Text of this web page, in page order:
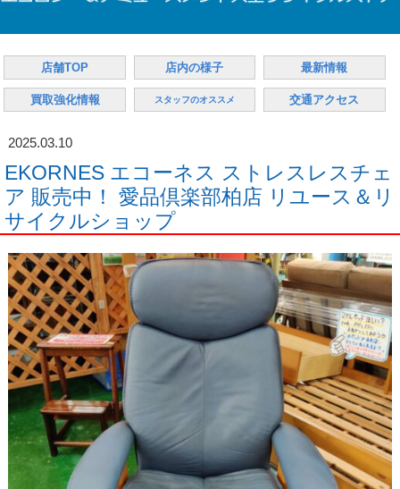
店舗TOP 店内の様子 最新情報
買取強化情報 スタッフのオススメ 交通アクセス
2025.03.10
EKORNES エコーネス ストレスレスチェ
ア 販売中！ 愛品倶楽部柏店 リユース＆リ
サイクルショップ